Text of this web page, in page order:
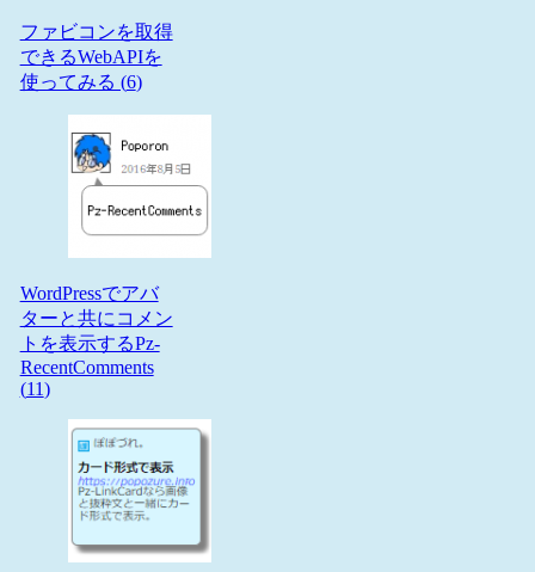
ファビコンを取得
できるWebAPIを
使ってみる (6)
WordPressでアバ
ターと共にコメン
トを表示するPz-
RecentComments
(11)